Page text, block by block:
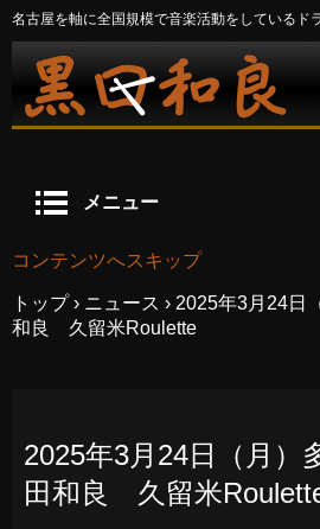
名古屋を軸に全国規模で音楽活動をしているド
メニュー
コンテンツへスキップ
トップ › ニュース › 2025年3月24日
和良 久留米Roulette
2025年3月24日（月）
田和良 久留米